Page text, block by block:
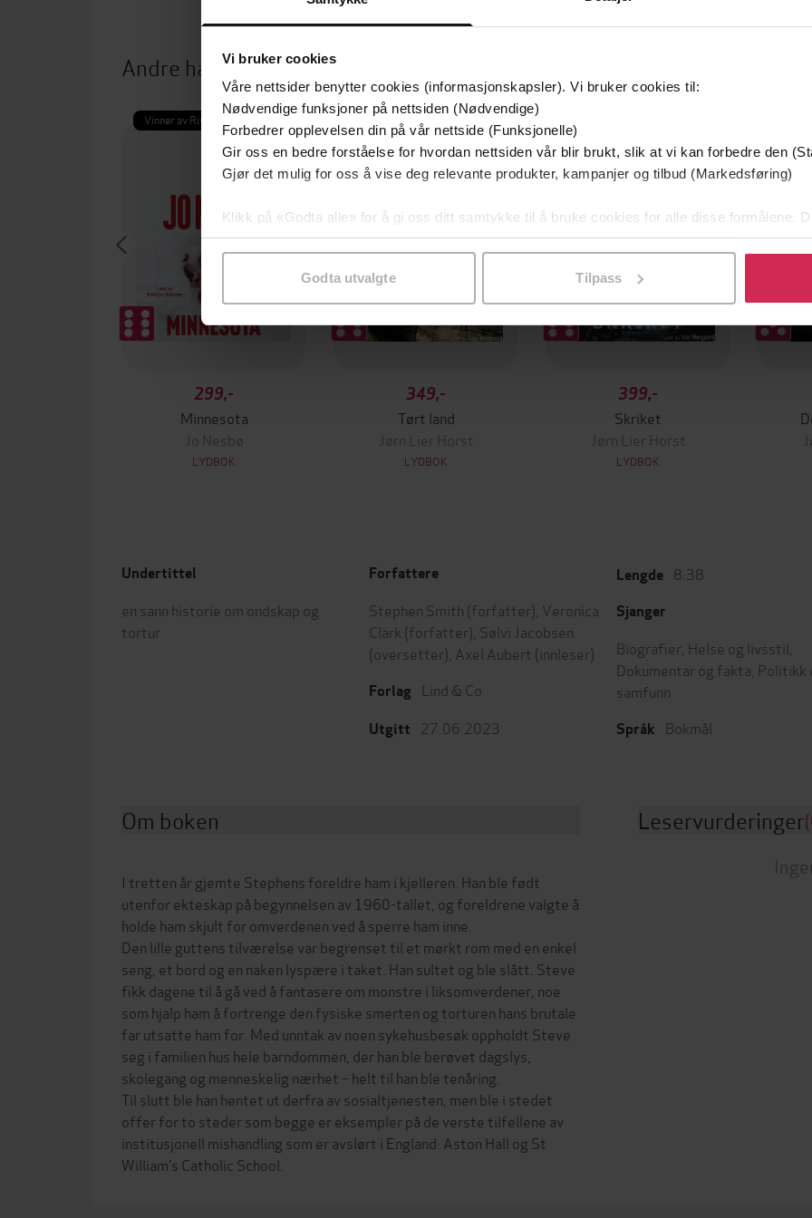
Vi bruker cookies
Våre nettsider benytter cookies (informasjonskapsler). Vi bruker cookies til:
Nødvendige funksjoner på nettsiden (Nødvendige)
Forbedrer opplevelsen din på vår nettside (Funksjonelle)
Gir oss en bedre forståelse for hvordan nettsiden vår blir brukt, slik at vi kan forbedre den
Gjør det mulig for oss å vise deg relevante produkter, kampanjer og tilbud (Markedsføring)
Klikk på «Godta alle» for å gi oss ditt samtykke til å bruke cookies for alle disse formålene.
samtykke til spesifikke formål ved å klikke på «Tilpass». Du kan når som helst trekke
Godta utvalgte Tilpass
Andre har også kjøpt
Vinner av Rivertonprisen
299,-
Minnesota
Jo Nesbø
LYDBOK
Premium
349,-
Tørt land
Jørn Lier Horst
LYDBOK
399,-
Skriket
Jørn Lier Horst
LYDBOK
Undertittel
en sann historie om ondskap og
tortur
Forfattere
Stephen Smith (forfatter), Veronica
Clark (forfatter), Sølvi Jacobsen
(oversetter), Axel Aubert (innleser)
Forlag Lind & Co
Utgitt 27.06.2023
Lengde 8:38
Sjanger
Biografier Helse og livsstil
Dokumentar og fakta Politikk
samfunn
Språk Bokmål
Om boken
I tretten år gjemte Stephens foreldre ham i kjelleren. Han ble født
utenfor ekteskap på begynnelsen av 1960-tallet, og foreldrene valgte å
holde ham skjult for omverdenen ved å sperre ham inne.
Den lille guttens tilværelse var begrenset til et mørkt rom med en enkel
seng, et bord og en naken lyspære i taket. Han sultet og ble slått. Steve
fikk dagene til å gå ved å fantasere om monstre i liksomverdener, noe
som hjalp ham å fortrenge den fysiske smerten og torturen hans brutale
far utsatte ham for. Med unntak av noen sykehusbesøk oppholdt Steve
seg i familien hus hele barndommen, der han ble berøvet dagslys,
skolegang og menneskelig nærhet – helt til han ble tenåring.
Til slutt ble han hentet ut derfra av sosialtjenesten, men ble i stedet
offer for to steder som begge er eksempler på de verste tilfellene av
institusjonell mishandling som er avslørt i England: Aston Hall og St
Leservurderinger